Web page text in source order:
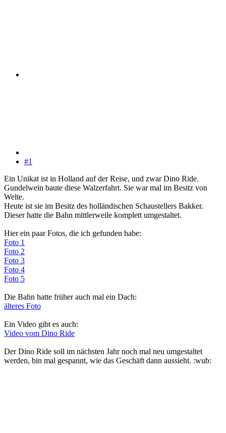
#1
Ein Unikat ist in Holland auf der Reise, und zwar Dino Ride.
Gundelwein baute diese Walzerfahrt. Sie war mal im Besitz von
Welte.
Heute ist sie im Besitz des holländischen Schaustellers Bakker.
Dieser hatte die Bahn mittlerweile komplett umgestaltet.
Hier ein paar Fotos, die ich gefunden habe:
Foto 1
Foto 2
Foto 3
Foto 4
Foto 5
Die Bahn hatte früher auch mal ein Dach:
älteres Foto
Ein Video gibt es auch:
Video vom Dino Ride
Der Dino Ride soll im nächsten Jahr noch mal neu umgestaltet
werden, bin mal gespannt, wie das Geschäft dann aussieht. :wub: